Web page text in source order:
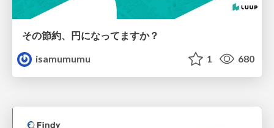
その節約、円になってますか？
isamumumu
1 680